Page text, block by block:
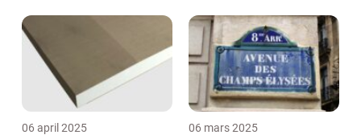
06 april 2025 06 mars 2025